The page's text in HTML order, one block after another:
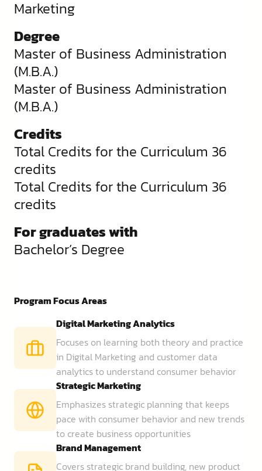
Marketing
Degree
Master of Business Administration
(M.B.A.)
Master of Business Administration
(M.B.A.)
Credits
Total Credits for the Curriculum 36
credits
Total Credits for the Curriculum 36
credits
For graduates with
Bachelor’s Degree
Program Focus Areas
Digital Marketing Analytics
Focuses on learning both theory and practice
in Digital Marketing and customer data
analytics to understand consumer behavior
Strategic Marketing
Emphasizes strategic planning that keeps
pace with consumer behavior and new trends
to create business opportunities
Brand Management
Covers strategic brand building, new product